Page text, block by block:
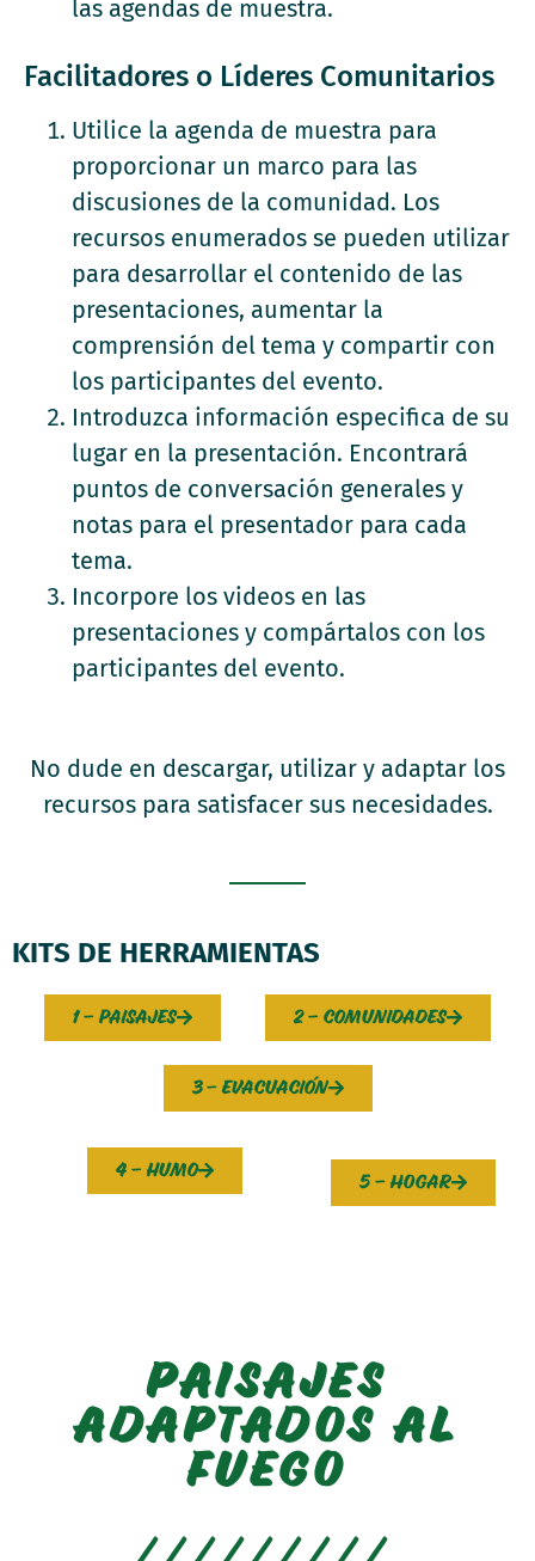
las agendas de muestra.
Facilitadores o Líderes Comunitarios
Utilice la agenda de muestra para
proporcionar un marco para las
discusiones de la comunidad. Los
recursos enumerados se pueden utilizar
para desarrollar el contenido de las
presentaciones, aumentar la
comprensión del tema y compartir con
los participantes del evento.
Introduzca información especifica de su
lugar en la presentación. Encontrará
puntos de conversación generales y
notas para el presentador para cada
tema.
Incorpore los videos en las
presentaciones y compártalos con los
participantes del evento.
No dude en descargar, utilizar y adaptar los
recursos para satisfacer sus necesidades.
KITS DE HERRAMIENTAS
1 - paisajes 2 - comunidades
3 - evacuación
4 - humo 5 - HOgar
PAISAJES
ADAPTADOS AL
FUEGO